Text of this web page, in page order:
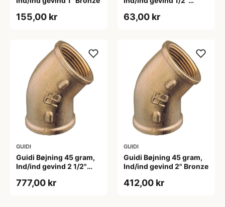
155,00 kr 63,00 kr
GUIDI
Guidi Bøjning 45 gram,
Ind/ind gevind 2 1/2"
777,00 kr
GUIDI
Guidi Bøjning 45 gram,
Ind/ind gevind 2" Bronze
412,00 kr